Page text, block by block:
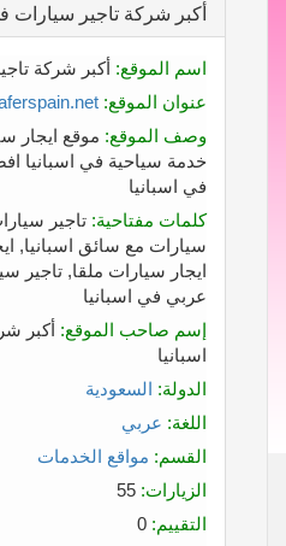
أكبر شركة تاجير سيارات
اسم الموقع: أكبر شركة
عنوان الموقع:
وصف الموقع: موقع ايجار
خدمة سياحية في اسبانيا
في اسبانيا
كلمات مفتاحية: تاجير
سيارات مع سائق اسبانيا,
ايجار سيارات ملقا, تاجير
عربي في اسبانيا
إسم صاحب الموقع: أكبر
اسبانيا
الدولة: السعودية
اللغة: عربي
القسم: مواقع الخدمات
الزيارات:
التقييم: